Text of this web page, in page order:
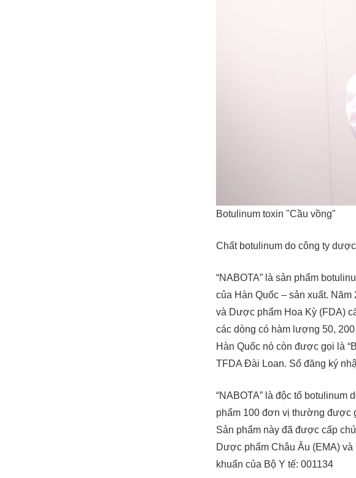
Botulinum toxin "Cầu vồng"
Chất botulinum do công ty
“NABOTA” là sản phẩm
của Hàn Quốc – sản xuất.
và Dược phẩm Hoa Kỳ (FDA)
các dòng có hàm lượng 50,
Hàn Quốc nó còn được gọi là
TFDA Đài Loan. Số đăng ký
“NABOTA” là độc tố botulinum
phẩm 100 đơn vị thường được
Sản phẩm này đã được cấp
Dược phẩm Châu Âu (EMA)
khuẩn của Bộ Y tế: 001134